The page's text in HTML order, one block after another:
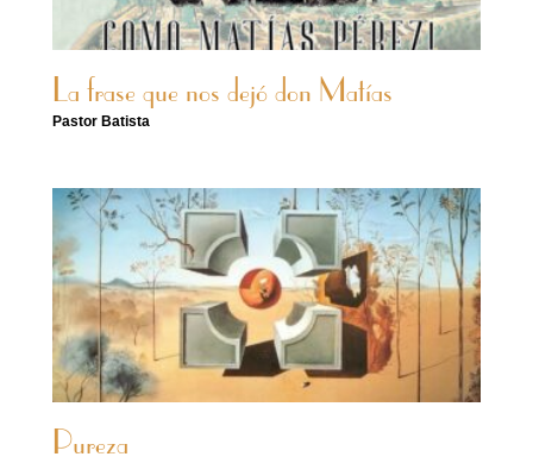
La frase que nos dejó don Matías
Pastor Batista
Pureza